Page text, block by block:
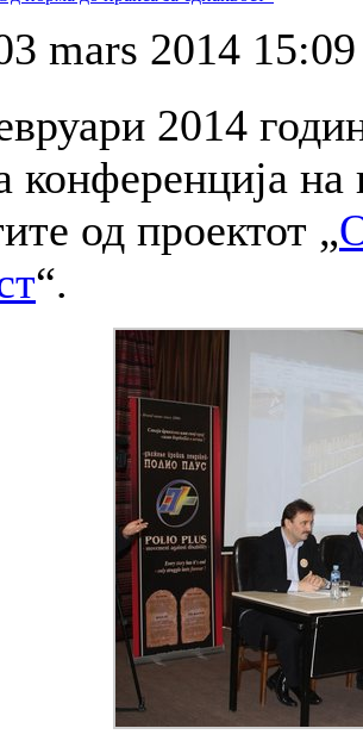
mars 2014 15:09
2014
конференција на
од проектот „
“.